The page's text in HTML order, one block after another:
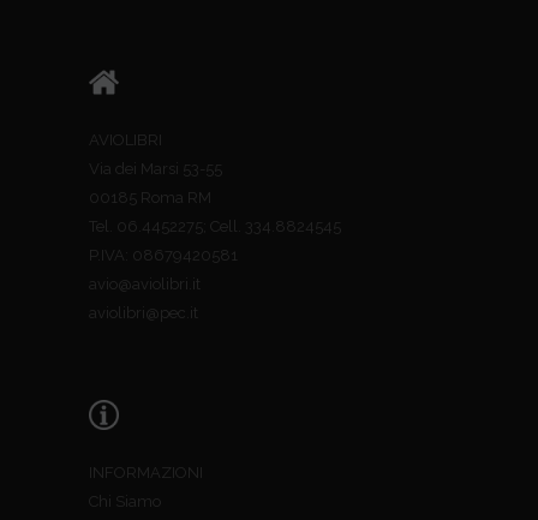
AVIOLIBRI
Via dei Marsi 53-55
00185 Roma RM
Tel. 06.4452275; Cell. 334.8824545
P.IVA: 08679420581
avio@aviolibri.it
aviolibri@pec.it
INFORMAZIONI
Chi Siamo